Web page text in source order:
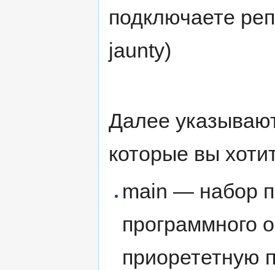
подключаете
jaunty)
Далее
которые вы
main — набор
программного
приорететную